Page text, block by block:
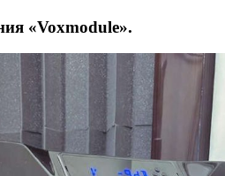
«Voxmodule».